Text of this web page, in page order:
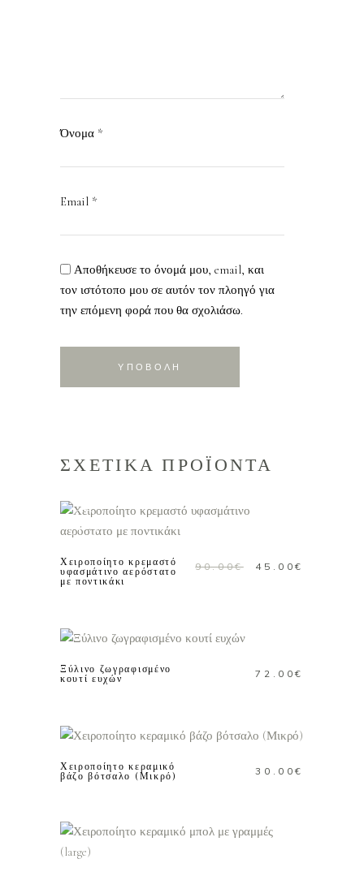
Όνομα *
Email *
Αποθήκευσε το όνομά μου, email, και
τον ιστότοπο μου σε αυτόν τον πλοηγό για
την επόμενη φορά που θα σχολιάσω.
ΣΧΕΤΙΚΑ ΠΡΟΪΟΝΤΑ
Προσφορά!
ΠΡΟΣΘΗΚΗ ΣΤΟ
Χειροποίητο κρεμαστό
υφασμάτινο αερόστατο
με ποντικάκι
90.00€
Original
45.00€
Ξύλινο ζωγραφισμένο
κουτί ευχών
72.00€
Χειροποίητο κεραμικό
βάζο βότσαλο (Μικρό)
30.00€
ΠΡΟΣΘΗΚΗ ΣΤΟ